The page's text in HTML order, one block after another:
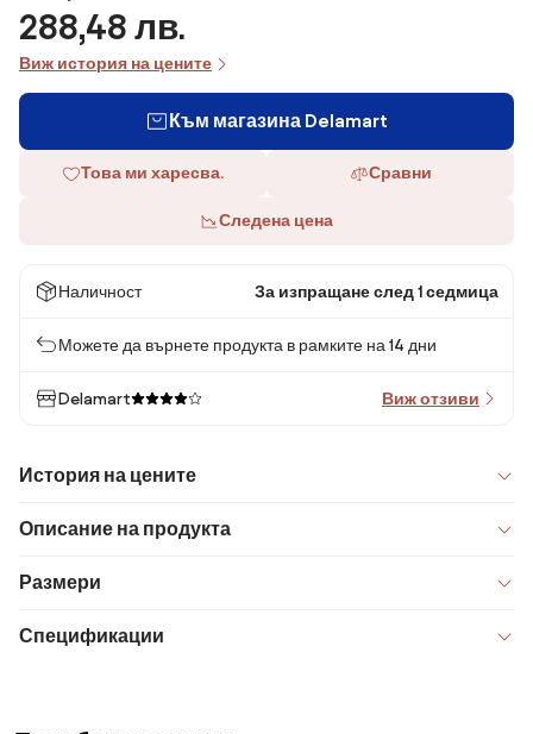
288,48 лв.
Виж история на цените
Към магазина Delamart
Това ми харесва. Сравни
Следена цена
Наличност За изпращане след 1 седмица
Можете да върнете продукта в рамките на 14 дни
Delamart Виж отзиви
История на цените
Описание на продукта
Размери
Спецификации